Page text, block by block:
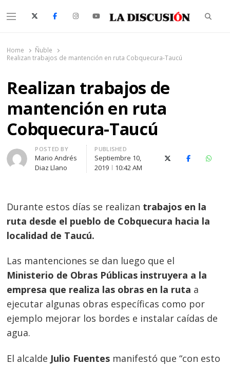
Menu
Home
Ñuble
Realizan trabajos de mantención en ruta Cobquecura-Taucú
Realizan trabajos de
mantención en ruta
Cobquecura-Taucú
Author
POSTED BY
Mario Andrés
Diaz Llano
PUBLISHED
Septiembre 10,
2019
10:42 AM
X (Twitter)Facebook
Durante estos días se realizan trabajos en la
ruta desde el pueblo de Cobquecura hacia la
localidad de Taucú.
Las mantenciones se dan luego que el
Ministerio de Obras Públicas instruyera a la
empresa que realiza las obras en la ruta a
ejecutar algunas obras específicas como por
ejemplo mejorar los bordes e instalar caídas de
agua.
El alcalde Julio Fuentes manifestó que “con esto